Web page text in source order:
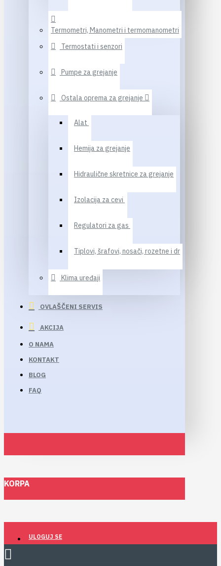
Termometri, Manometri i termomanometri
Termostati i senzori
Pumpe za grejanje
Ostala oprema za grejanje
Alat
Hemija za grejanje
Hidraulične skretnice za grejanje
Izolacija za cevi
Regulatori za gas
Tiplovi, šrafovi, nosači, rozetne i dr
Klima uređaji
OVLAŠČENI SERVIS
AKCIJA
O NAMA
KONTAKT
BLOG
FAQ
KORPA
ULOGUJ SE